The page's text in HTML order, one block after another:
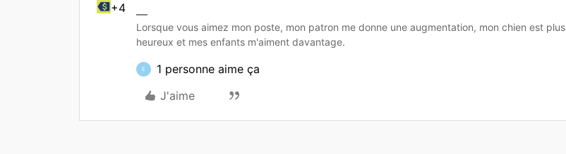
+4
Lorsque vous aimez mon poste, mon patron me donne une augmentation, mon chien est plus
heureux et mes enfants m'aiment davantage.
E
1 personne aime ça
J'aime